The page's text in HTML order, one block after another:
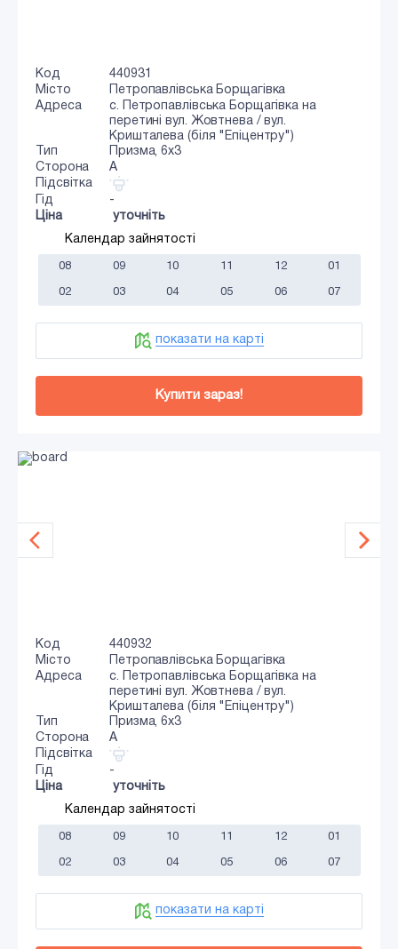
Код
440931
Місто
Петропавлівська Борщагівка
Адреса
с. Петропавлівська Борщагівка на
перетині вул. Жовтнева / вул.
Кришталева (біля "Епіцентру")
Тип
Призма, 6х3
Сторона
A
Підсвітка
Гід
-
Ціна
уточніть
Календар зайнятості
08 09 10 11 12 01
02 03 04 05 06 07
показати на карті
Купити зараз!
Код
440932
Місто
Петропавлівська Борщагівка
Адреса
с. Петропавлівська Борщагівка на
перетині вул. Жовтнева / вул.
Кришталева (біля "Епіцентру")
Тип
Призма, 6х3
Сторона
A
Підсвітка
Гід
-
Ціна
уточніть
Календар зайнятості
08 09 10 11 12 01
02 03 04 05 06 07
показати на карті